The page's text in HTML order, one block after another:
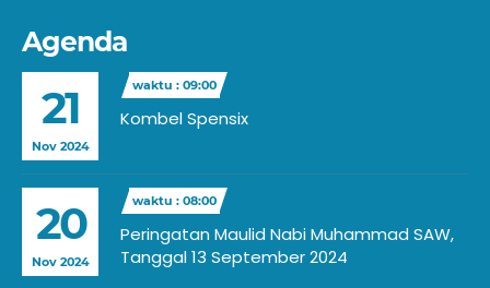
Agenda
21
Nov 2024
waktu : 09:00
Kombel Spensix
20
Nov 2024
waktu : 08:00
Peringatan Maulid Nabi Muhammad SAW,
Tanggal 13 September 2024